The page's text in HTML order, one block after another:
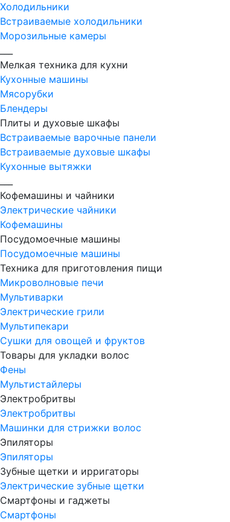
Холодильники
Встраиваемые холодильники
Морозильные камеры
Мелкая техника для кухни
Кухонные машины
Мясорубки
Блендеры
Плиты и духовые шкафы
Встраиваемые варочные панели
Встраиваемые духовые шкафы
Кухонные вытяжки
Кофемашины и чайники
Электрические чайники
Кофемашины
Посудомоечные машины
Посудомоечные машины
Техника для приготовления пищи
Микроволновые печи
Мультиварки
Электрические грили
Мультипекари
Сушки для овощей и фруктов
Товары для укладки волос
Фены
Мультистайлеры
Электробритвы
Электробритвы
Машинки для стрижки волос
Эпиляторы
Эпиляторы
Зубные щетки и ирригаторы
Электрические зубные щетки
Смартфоны и гаджеты
Смартфоны